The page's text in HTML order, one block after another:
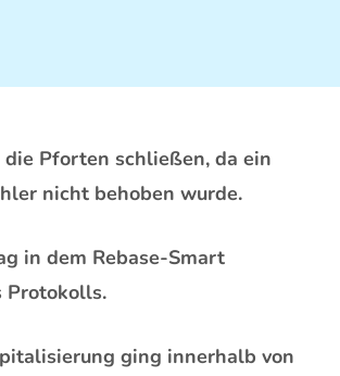
die Pforten schließen, da ein
nicht behoben wurde.
in dem Rebase-Smart
Protokolls.
ging innerhalb von